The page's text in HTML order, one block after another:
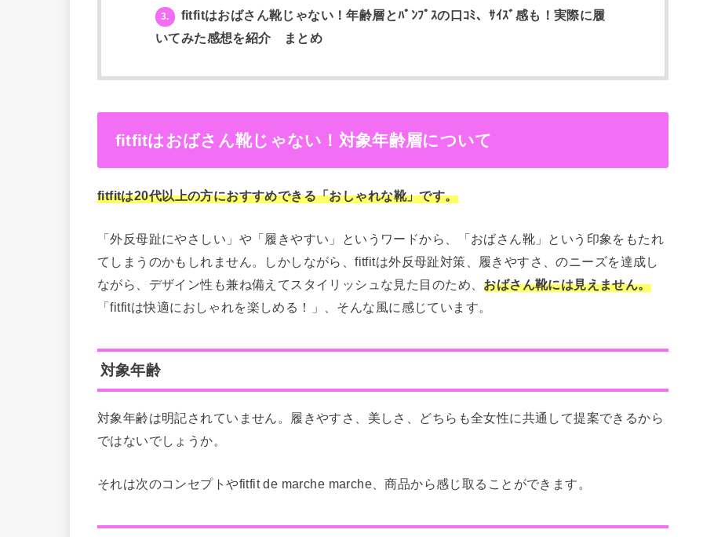
3.
fitfitはおばさん靴じゃない！年齢層とﾊﾟﾝﾌﾟｽの口ｺﾐ、ｻｲｽﾞ感も！実際に履
いてみた感想を紹介 まとめ
fitfitはおばさん靴じゃない！対象年齢層について
fitfitは20代以上の方におすすめできる「おしゃれな靴」です。
「外反母趾にやさしい」や「履きやすい」というワードから、「おばさん靴」という印象をもたれ
てしまうのかもしれません。しかしながら、fitfitは外反母趾対策、履きやすさ、のニーズを達成し
ながら、デザイン性も兼ね備えてスタイリッシュな見た目のため、 おばさん靴には見えません。
「fitfitは快適におしゃれを楽しめる！」、そんな風に感じています。
対象年齢
対象年齢は明記されていません。履きやすさ、美しさ、どちらも全女性に共通して提案できるから
ではないでしょうか。
それは次のコンセプトやfitfit de marche marche、商品から感じ取ることができます。